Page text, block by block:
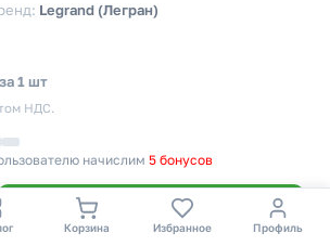
Legrand (Легран)
за 1 шт
НДС.
начислим 5 бонусов
В корзину
Корзина Избранное Профиль